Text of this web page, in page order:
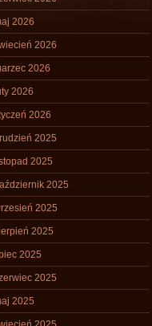
2026
2026
2026
2026
2026
2025
2025
2025
2025
2025
2025
2025
2025